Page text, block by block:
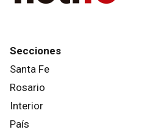
Secciones
Santa Fe
Rosario
Interior
País